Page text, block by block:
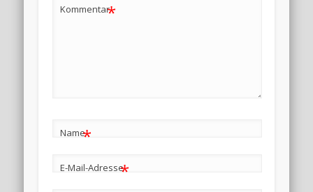
Kommentar*
Name*
E-Mail-Adresse*